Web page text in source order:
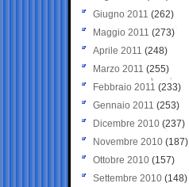
Giugno 2011 (262)
Maggio 2011 (273)
Aprile 2011 (248)
Marzo 2011 (255)
Febbraio 2011 (233)
Gennaio 2011 (253)
Dicembre 2010 (237)
Novembre 2010 (187)
Ottobre 2010 (157)
Settembre 2010 (148)